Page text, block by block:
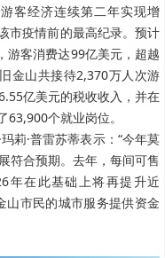
客经济连续第二年实现增
疫情前的最高纪录。 预计
游客消费达99亿美元，超越
金山共接待2,370万人次游
亿美元的税收收入，并在
个就业岗位。
莉·普雷苏蒂表示：“今年莫
符合预期。去年，每间可售
年在此基础上将再提升近
山市民的城市服务提供资金